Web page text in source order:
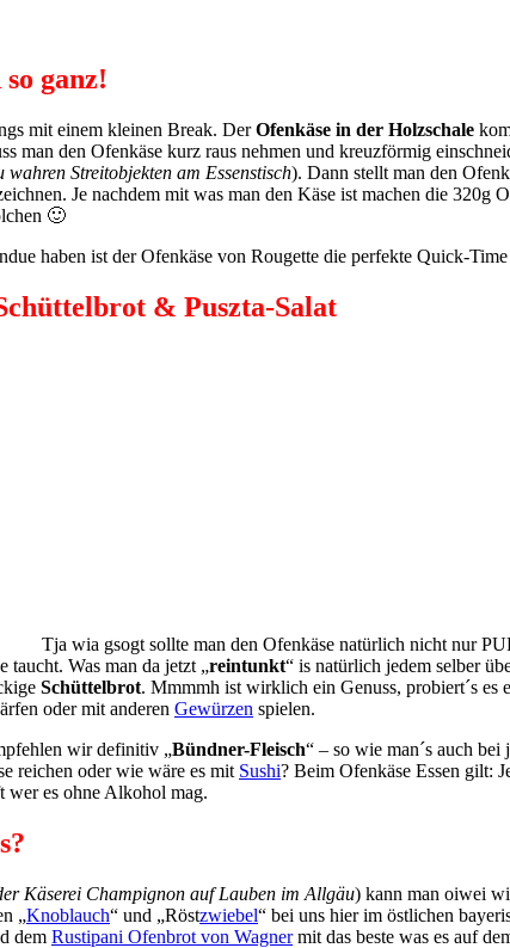
ganz!
mit einem kleinen Break. DerOfenkäse in der Holzschale
man den Ofenkäse kurz raus nehmen und kreuzförmig
Streitobjekten am Essenstisch). Dann stellt man den
Je nachdem mit was man den Käse ist machen die
🙂
haben ist der Ofenkäse von Rougette die perfekte Quick-
& Puszta-Salat
Tja wia gsogt sollte man den Ofenkäse natürlich nicht nur
taucht. Was man da jetzt „reintunkt“ is natürlich jedem selber
Schüttelbrot. Mmmmh ist wirklich ein Genuss, probiert´s es
oder mit anderen Gewürzen spielen.
wir definitiv „Bündner-Fleisch“ – so wie man´s auch
reichen oder wie wäre es mit Sushi? Beim Ofenkäse Essen gilt:
wer es ohne Alkohol mag.
Käserei Champignon auf Lauben im Allgäu) kann man oiwei
„Knoblauch“ und „Röstzwiebel“ bei uns hier im östlichen
dem Rustipani Ofenbrot von Wagnermit das beste was es auf